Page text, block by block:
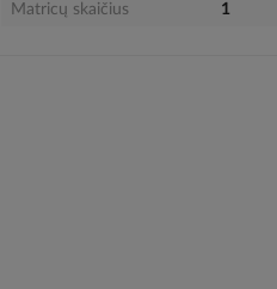
Matricų skaičius
1